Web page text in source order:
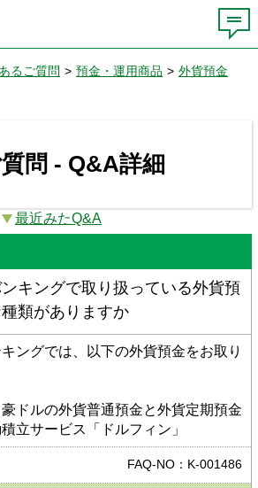
るご質問 > 預金・運用商品 > 外貨預金
問 - Q&A詳細
最近みたQ&A
キングで取り扱っている外貨預
類がありますか
ングでは、以下の外貨預金をお取り
豪ドルの外貨普通預金と外貨定期預金
立サービス「ドルフィン」
FAQ-NO：K-001486